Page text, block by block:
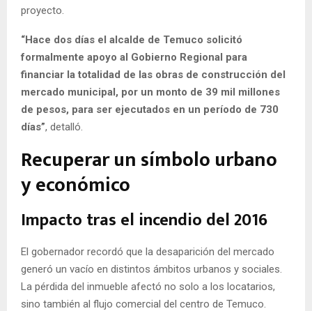
proyecto.
“Hace dos días el alcalde de Temuco solicitó
formalmente apoyo al Gobierno Regional para
financiar la totalidad de las obras de construcción del
mercado municipal, por un monto de 39 mil millones
de pesos, para ser ejecutados en un período de 730
días”, detalló.
Recuperar un símbolo urbano
y económico
Impacto tras el incendio del 2016
El gobernador recordó que la desaparición del mercado
generó un vacío en distintos ámbitos urbanos y sociales.
La pérdida del inmueble afectó no solo a los locatarios,
sino también al flujo comercial del centro de Temuco.